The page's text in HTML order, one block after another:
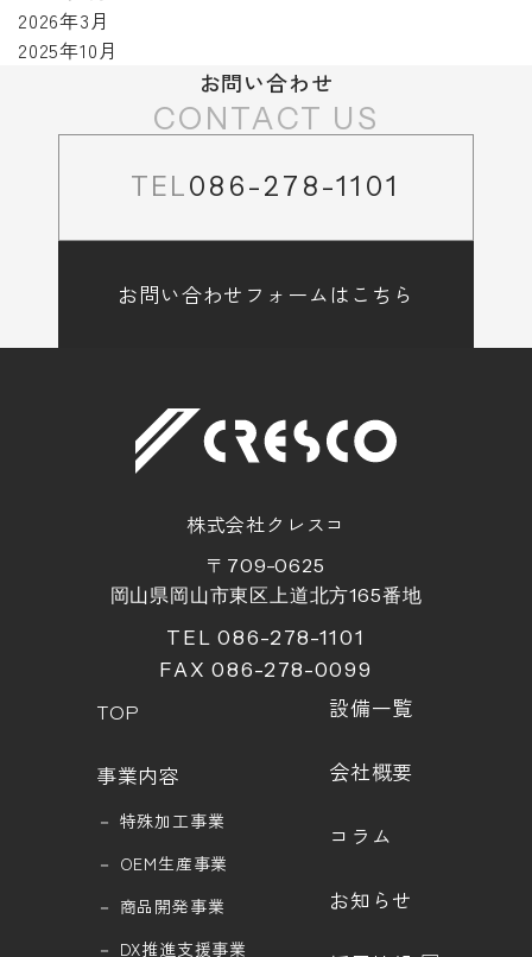
2026年3月
2025年10月
お問い合わせ
CONTACT US
TEL086-278-1101
お問い合わせフォームはこちら
株式会社クレスコ
〒709-0625
岡山県岡山市東区上道北方165番地
TEL 086-278-1101
FAX 086-278-0099
TOP
事業内容
－ 特殊加工事業
－ OEM生産事業
－ 商品開発事業
－ DX推進支援事業
設備一覧
会社概要
コラム
お知らせ